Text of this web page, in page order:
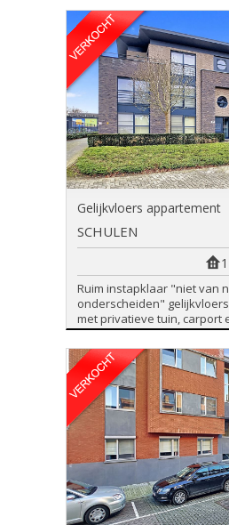
Gelijkvloers appartement
SCHULEN
Ruim instapklaar "niet van
onderscheiden"
met privatieve tuin, carport